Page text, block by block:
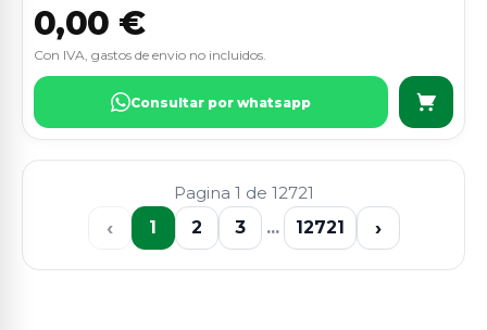
0,00 €
Con IVA, gastos de envio no incluidos.
Consultar por whatsapp
Pagina 1 de 12721
‹ 1 2 3 ... 12721 ›